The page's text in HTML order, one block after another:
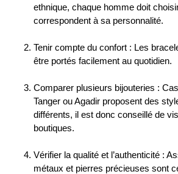
ethnique, chaque homme doit
correspondent à sa personnalité.
Tenir compte du confort : Les
être portés facilement au quotidien.
Comparer plusieurs bijouteries :
Tanger ou Agadir proposent des
différents, il est donc conseillé de
boutiques.
Vérifier la qualité et l’authenticité :
métaux et pierres précieuses sont